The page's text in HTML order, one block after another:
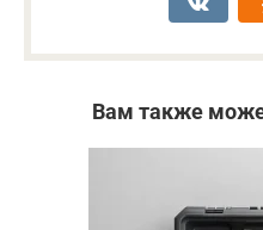
Вам также